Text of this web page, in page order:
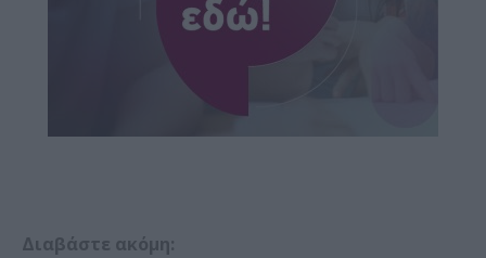
Διαβάστε ακόμη: